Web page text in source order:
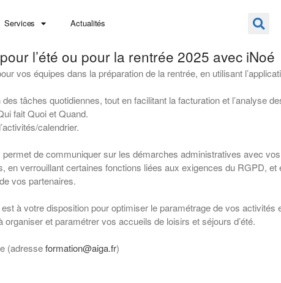
Services Actualités
l’été ou pour la rentrée 2025 avec iNoé
vos équipes dans la préparation de la rentrée, en utilisant
tâches quotidiennes, tout en facilitant la facturation et l’analyse
fait Quoi et Quand.
calendrier.
de communiquer sur les démarches administratives avec
en verrouillant certaines fonctions liées aux exigences du RGPD,
vos partenaires.
à votre disposition pour optimiser le paramétrage de vos
et paramétrer vos accueils de loisirs et séjours d’été.
(adresseformation@aiga.fr)